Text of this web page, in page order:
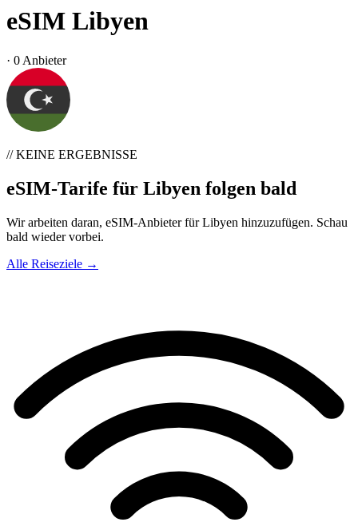
eSIM Libyen
· 0 Anbieter
// KEINE ERGEBNISSE
eSIM-Tarife für Libyen folgen bald
Wir arbeiten daran, eSIM-Anbieter für Libyen hinzuzufügen. Schau
bald wieder vorbei.
Alle Reiseziele →